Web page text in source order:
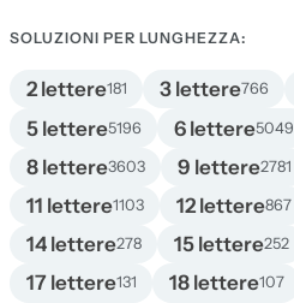
SOLUZIONI PER LUNGHEZZA:
2 lettere181 3 lettere766
5 lettere5196 6 lettere5049
8 lettere3603 9 lettere2781
11 lettere1103 12 lettere867
14 lettere278 15 lettere252
17 lettere131 18 lettere107